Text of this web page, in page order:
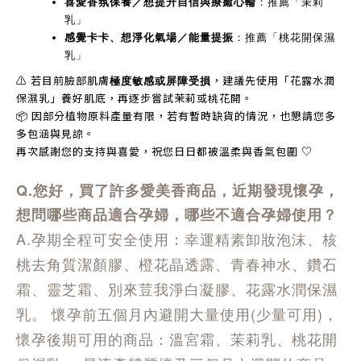
乳」
感覺卡卡、想淨化氣場／能量提振 ：推薦「桃花開保濕
乳」
⚠️ 若目前臉部肌膚極度敏感或屏障受損 ，建議先使用「花露水潤
保濕乳」養好肌底，再逐步嘗試茉莉或桃花開。
📦 因部分植物原料產量有限，若有暫時缺貨的情況，也懇請您多
多包涵與見諒。
再次感謝您的支持與喜愛，祝您日日都被溫柔與香氣包圍 ♡
Q.您好，買了許多愛美香商品，近期發現懷孕，
想問哪些商品適合孕婦，哪些不適合孕婦使用？
A.孕期全程可安全使用：幸運精素卸妝泡沫、核
桃去角質潔顏膠、橙花晶透露、青春神水、鑽石
霜、靈芝霜、別來荳我淨白凝膠、花露水潤保濕
乳。 懷孕前五個月內避開大量使用(少量可用)，
懷孕後期可用的商品：溫宮霜、茉莉乳、桃花開